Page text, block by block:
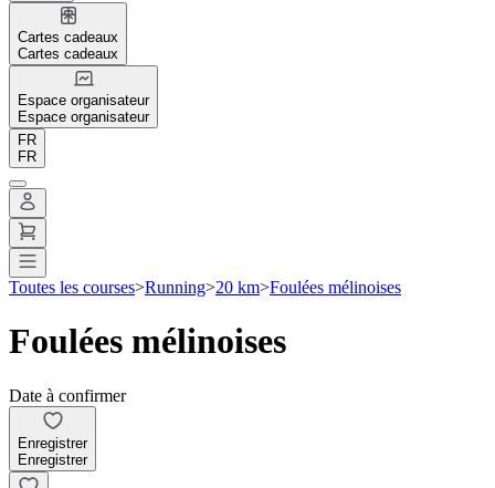
Cartes cadeaux
Cartes cadeaux
Espace organisateur
Espace organisateur
FR
FR
Toutes les courses>Running>20 km>Foulées mélinoises
Foulées mélinoises
Date à confirmer
Enregistrer
Enregistrer